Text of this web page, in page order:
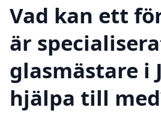
Vad kan ett
är
glasmästare i
hjälpa till